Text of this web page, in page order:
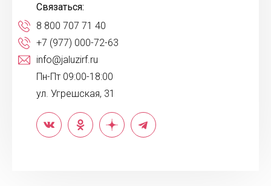
Связаться:
8 800 707 71 40
+7 (977) 000-72-63
info@jaluzirf.ru
Пн-Пт 09:00-18:00
ул. Угрешская, 31